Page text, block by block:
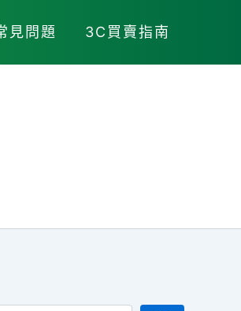
見問題 3C買賣指南